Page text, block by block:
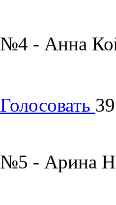
№4 - Анна
Голосовать 39
№5 - Арина